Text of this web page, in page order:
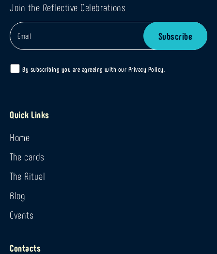
Join the Reflective Celebrations
By subscribing you are agreeing with our Privacy Policy.
Quick Links
Home
The cards
The Ritual
Blog
Events
Contacts